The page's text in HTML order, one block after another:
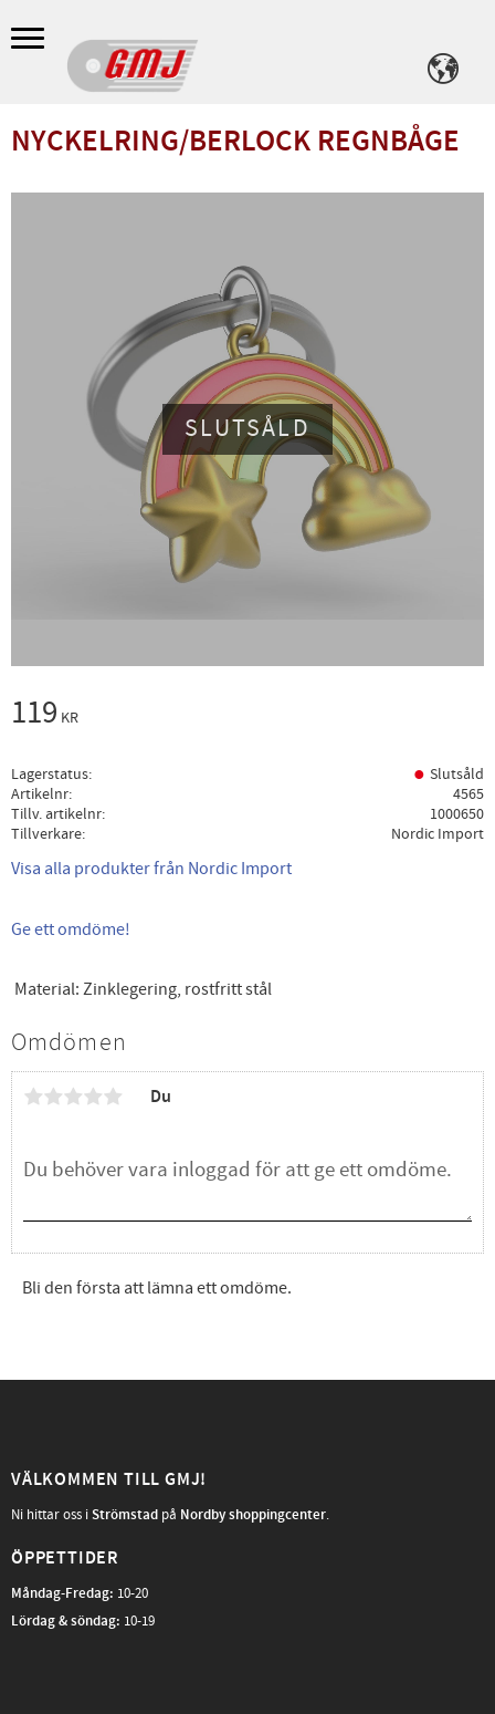
Meny
NYCKELRING/BERLOCK REGNBÅGE
SLUTSÅLD
119 KR
Lagerstatus
Slutsåld
Artikelnr
4565
Tillv. artikelnr
1000650
Tillverkare
Nordic Import
Visa alla produkter från Nordic Import
Ge ett omdöme!
Material: Zinklegering, rostfritt stål
Omdömen
Du
Bli den första att lämna ett omdöme.
VÄLKOMMEN TILL GMJ!
Ni hittar oss iStrömstad på Nordby shoppingcenter.
ÖPPETTIDER
Måndag-Fredag: 10-20
Lördag & söndag: 10-19